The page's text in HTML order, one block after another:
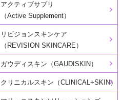
アクティブサプリ
（Active Supplement）
リビジョンスキンケア
（REVISION SKINCARE）
ガウディスキン（GAUDISKIN）
クリニカルスキン（CLINICAL+SKIN）